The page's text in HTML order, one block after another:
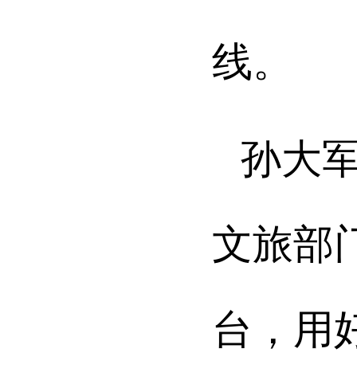
线。
孙大
文旅部
台，用